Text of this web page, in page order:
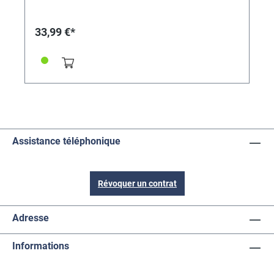
33,99 €*
Assistance téléphonique
Révoquer un contrat
Adresse
Informations